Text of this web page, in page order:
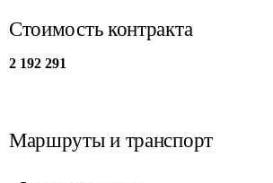
Стоимость контракта
2 192 291
Маршруты и транспорт